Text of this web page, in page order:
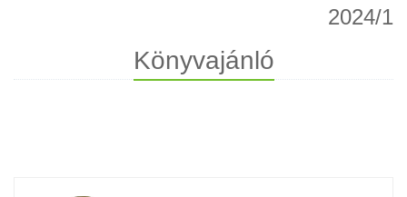
2024/1
Könyvajánló